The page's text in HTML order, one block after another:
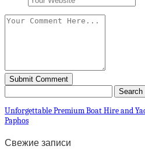
Unforgettable Premium Boat Hire and
Paphos
Свежие записи